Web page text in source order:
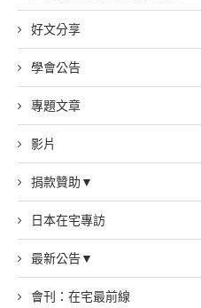
好文分享
學會公告
專題文章
影片
捐款贊助▼
日本在宅專訪
最新公告▼
會刊：在宅最前線